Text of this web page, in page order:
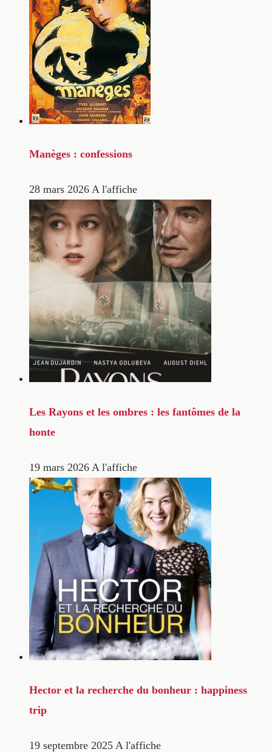
Manèges : confessions
28 mars 2026 A l'affiche
Les Rayons et les ombres : les fantômes de la
honte
19 mars 2026 A l'affiche
Hector et la recherche du bonheur : happiness
trip
19 septembre 2025 A l'affiche